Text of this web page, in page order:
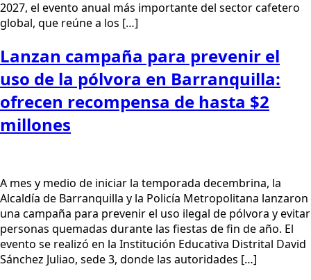
2027, el evento anual más importante del sector cafetero
global, que reúne a los […]
Lanzan campaña para prevenir el
uso de la pólvora en Barranquilla:
ofrecen recompensa de hasta $2
millones
A mes y medio de iniciar la temporada decembrina, la
Alcaldía de Barranquilla y la Policía Metropolitana lanzaron
una campaña para prevenir el uso ilegal de pólvora y evitar
personas quemadas durante las fiestas de fin de año. El
evento se realizó en la Institución Educativa Distrital David
Sánchez Juliao, sede 3, donde las autoridades […]